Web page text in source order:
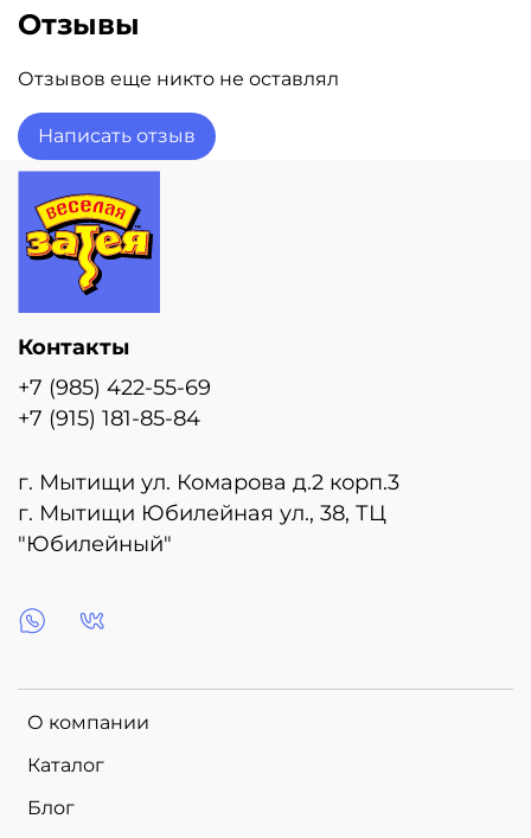
Отзывы
Отзывов еще никто не оставлял
Написать отзыв
О компании
Каталог
Блог
Контакты
+7 (985) 422-55-69
+7 (915) 181-85-84
г. Мытищи ул. Комарова д.2 корп.3
г. Мытищи Юбилейная ул., 38, ТЦ
"Юбилейный"